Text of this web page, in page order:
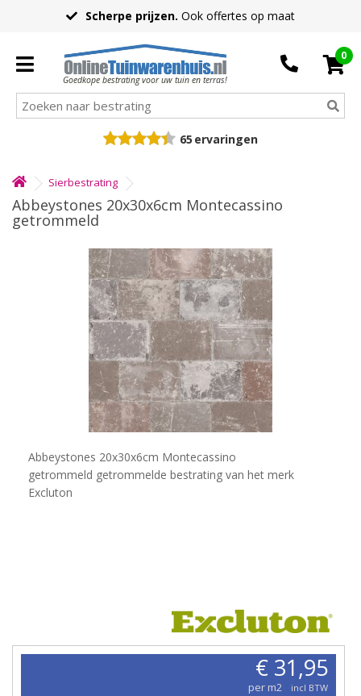
Scherpe prijzen. Ook offertes op maat
Goedkope bestrating voor uw tuin en terras!
0
65 ervaringen
Sierbestrating
Abbeystones 20x30x6cm Montecassino
getrommeld
Abbeystones 20x30x6cm Montecassino
getrommeld getrommelde bestrating van het merk
Excluton
€ 31,95
per m2 incl BTW